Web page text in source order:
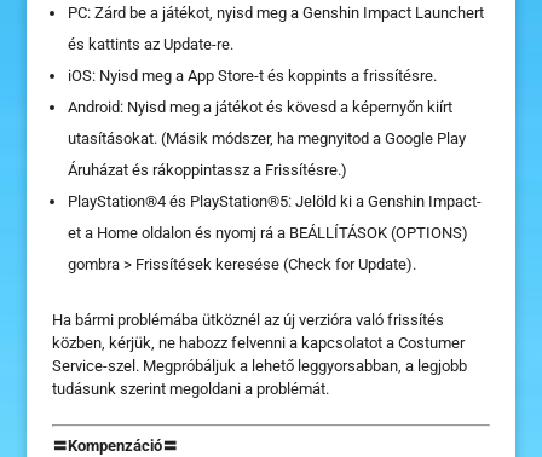
PC: Zárd be a játékot, nyisd meg a Genshin Impact Launchert
és kattints az Update-re.
iOS: Nyisd meg a App Store-t és koppints a frissítésre.
Android: Nyisd meg a játékot és kövesd a képernyőn kiírt
utasításokat. (Másik módszer, ha megnyitod a Google Play
Áruházat és rákoppintassz a Frissítésre.)
PlayStation®4 és PlayStation®5: Jelöld ki a Genshin Impact-
et a Home oldalon és nyomj rá a BEÁLLÍTÁSOK (OPTIONS)
gombra > Frissítések keresése (Check for Update).
Ha bármi problémába ütköznél az új verzióra való frissítés
közben, kérjük, ne habozz felvenni a kapcsolatot a Costumer
Service-szel. Megpróbáljuk a lehető leggyorsabban, a legjobb
tudásunk szerint megoldani a problémát.
〓Kompenzáció〓